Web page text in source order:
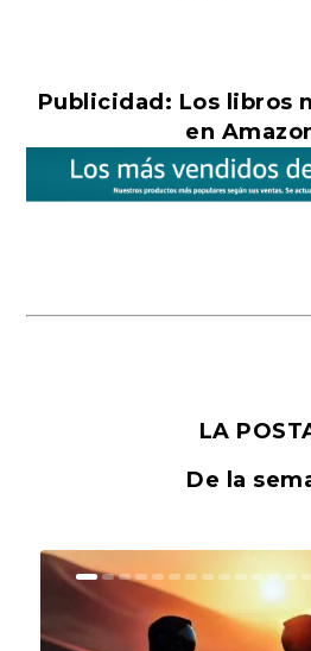
Publicidad: Los libros
en
LA
De la